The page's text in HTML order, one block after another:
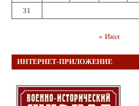
31
« Июл
ИНТЕРНЕТ-ПРИЛОЖЕНИЕ